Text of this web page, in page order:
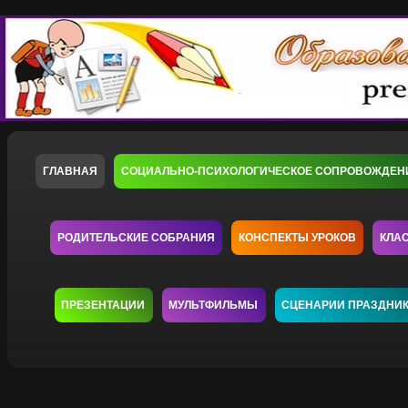
ГЛАВНАЯ СОЦИАЛЬНО-ПСИХОЛОГИЧЕСКОЕ
РОДИТЕЛЬСКИЕ СОБРАНИЯ КОНСПЕКТЫ УРОКОВ
ПРЕЗЕНТАЦИИ МУЛЬТФИЛЬМЫ СЦЕНАРИИ